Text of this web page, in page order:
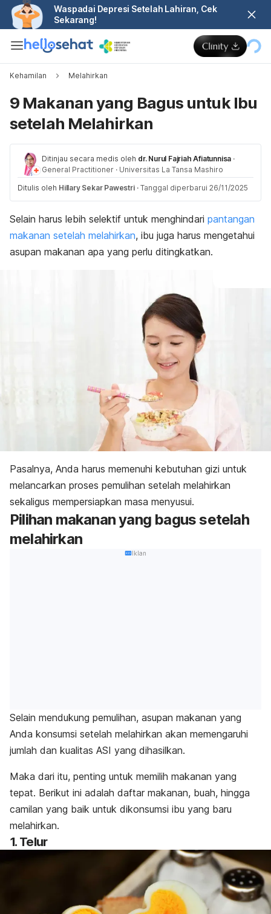
Waspadai Depresi Setelah Lahiran, Cek
Sekarang!
Kehamilan Melahirkan
9 Makanan yang Bagus untuk Ibu
setelah Melahirkan
Ditinjau secara medis oleh dr. Nurul Fajriah Afiatunnisa ·
General Practitioner · Universitas La Tansa Mashiro
Ditulis oleh Hillary Sekar Pawestri · Tanggal diperbarui 26/11/2025
Selain harus lebih selektif untuk menghindari pantangan
makanan setelah melahirkan, ibu juga harus mengetahui
asupan makanan apa yang perlu ditingkatkan.
Pasalnya, Anda harus memenuhi kebutuhan gizi untuk
melancarkan proses pemulihan setelah melahirkan
sekaligus mempersiapkan masa menyusui.
Pilihan makanan yang bagus setelah
melahirkan
Iklan
Selain mendukung pemulihan, asupan makanan yang
Anda konsumsi setelah melahirkan akan memengaruhi
jumlah dan kualitas ASI yang dihasilkan.
Maka dari itu, penting untuk memilih makanan yang
tepat. Berikut ini adalah daftar makanan, buah, hingga
camilan yang baik untuk dikonsumsi ibu yang baru
melahirkan.
1. Telur